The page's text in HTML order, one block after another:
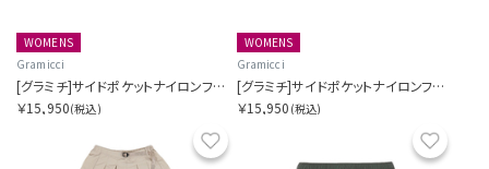
WOMENS
Gramicci
[グラミチ]サイドポケットナイロンフレアパンツ SORA別注
￥15,950(税込)
WOMENS
Gramicci
[グラミチ]サイドポケットナイロンフレアパンツ SORA別注
￥15,950 (税込)
お気に入り